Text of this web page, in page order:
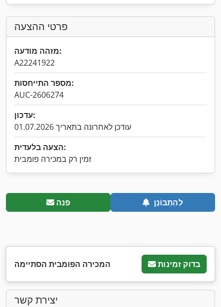
פרטי ההצעה
מזהה מודעה:
A22241922
מספר התייחסות:
AUC-2606274
עדכון:
עודכן לאחרונה בתאריך 01.07.2026
הצעה בלעדית:
זמין רק במכירה פומבית
פנה לְהִתְבּוֹנֵן
המכירה הפומבית הסתיימה בדוק זמינות
יצירת קשר